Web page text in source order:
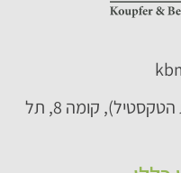
פרופ' יחזקאל קויפמן 2 (בית הטקסטיל), קומה 8, תל